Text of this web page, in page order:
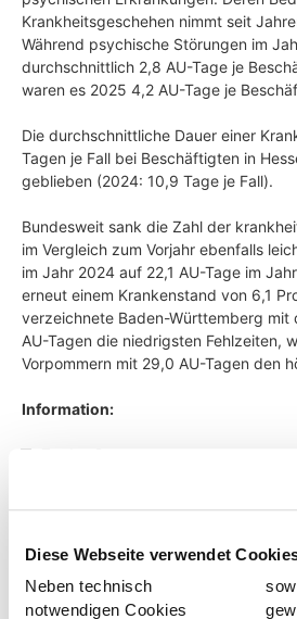
Diese Webseite verwendet
Neben technisch
notwendigen Cookies
sowie unserer Angebote
gewährleisten zu können.
Krankheitsgeschehen nimmt seit
Während psychische Störungen im
durchschnittlich 2,8 AU-Tage je
waren es 2025 4,2 AU-Tage je
Die durchschnittliche Dauer einer
Tagen je Fall bei Beschäftigten in
geblieben (2024: 10,9 Tage je Fall).
Bundesweit sank die Zahl der
im Vergleich zum Vorjahr ebenfalls
im Jahr 2024 auf 22,1 AU-Tage im
erneut einem Krankenstand von 6,1
verzeichnete Baden-Württemberg mit
AU-Tagen die niedrigsten Fehlzeiten,
Vorpommern mit 29,0 AU-Tagen den
Information:
die krankheitsbedingten Fehlzeiten
den Wohnort der beschäftigten